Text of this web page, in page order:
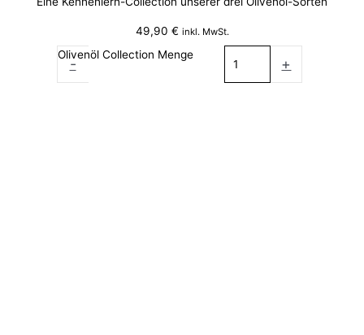
49,90 € inkl. MwSt.
-
Olivenöl Collection Menge
+